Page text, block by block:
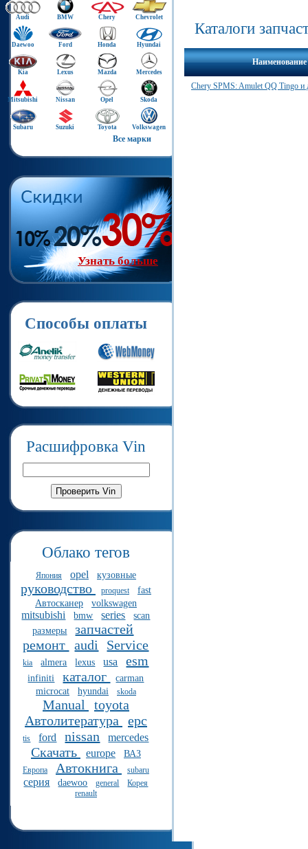
Audi BMW Chery Chevrolet
Daewoo Ford Honda Hyundai
Kia Lexus Mazda Mercedes
Mitsubishi Nissan Opel Skoda
Subaru Suzuki Toyota Volkswagen
Все марки
Узнать больше
Способы оплаты
Расшифровка Vin
Облако тегов
Япония opel кузовные
руководство proquest
fast
Автосканер
volkswagen
mitsubishi bmw series
scan
размеры
запчастей
ремонт
audi Service
kia almera lexus usa esm
infiniti каталог
carman
microcat
hyundai skoda
Manual
toyota
Автолитература
epc
tis ford nissan mercedes
Скачать europe ВАЗ
Европа Автокнига subaru
серия daewoo general
Корея
renault
Каталоги
Наименование
Chery SPMS: Amulet QQ Tingo и